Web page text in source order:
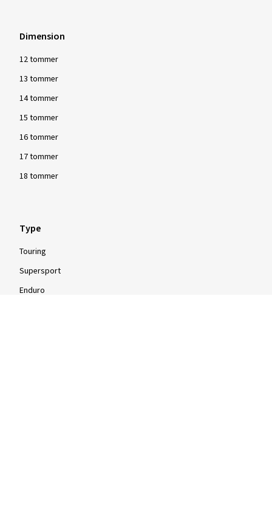
Dimension
12 tommer
13 tommer
14 tommer
15 tommer
16 tommer
17 tommer
18 tommer
Type
Touring
Supersport
Enduro